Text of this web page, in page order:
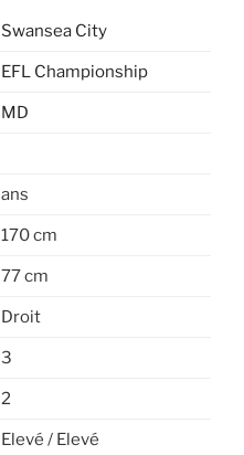
Swansea City
EFL Championship
MD
ans
170 cm
77 cm
Droit
3
2
Elevé / Elevé